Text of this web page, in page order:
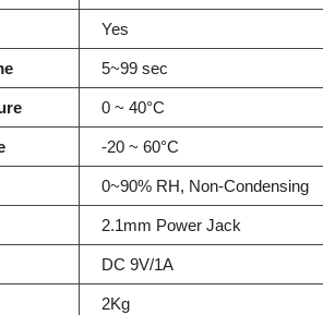
Yes
5~99 sec
0 ~ 40°C
-20 ~ 60°C
0~90% RH, Non-Condensing
2.1mm Power Jack
DC 9V/1A
2Kg